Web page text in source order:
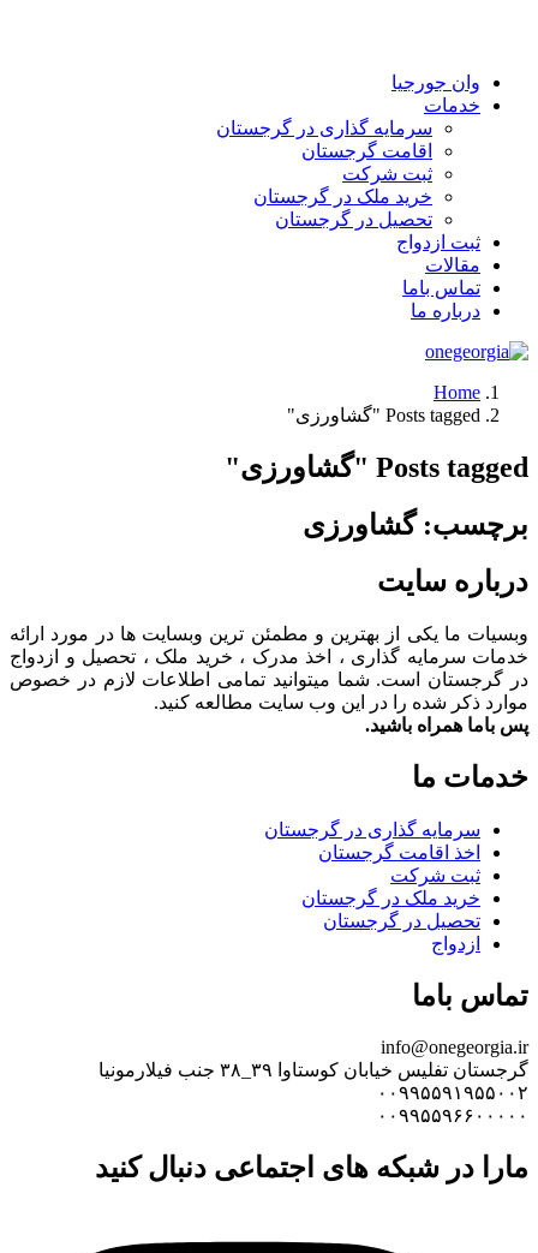
وان جورجیا
خدمات
سرمایه گذاری در گرجستان
اقامت گرجستان
ثبت شرکت
خرید ملک در گرجستان
تحصیل در گرجستان
ثبت ازدواج
مقالات
تماس باما
درباره ما
Home
Posts tagged "گشاورزی"
Posts tagged "گشاورزی"
برچسب:گشاورزی
درباره سایت
وبسیات ما یکی از بهترین و مطمئن ترین وبسایت ها در مورد ارائه
خدمات سرمایه گذاری ، اخذ مدرک ، خرید ملک ، تحصیل و ازدواج
در گرجستان است. شما میتوانید تمامی اطلاعات لازم در خصوص
موارد ذکر شده را در این وب سایت مطالعه کنید.
پس باما همراه باشید.
خدمات ما
سرمایه گذاری در گرجستان
اخذ اقامت گرجستان
ثبت شرکت
خرید ملک در گرجستان
تحصیل در گرجستان
ازدواج
تماس باما
info@onegeorgia.ir
گرجستان تفلیس خیابان کوستاوا ۳۹_۳۸ جنب فیلارمونیا
۰۰۹۹۵۵۹۱۹۵۵۰۰۲
۰۰۹۹۵۵۹۶۶۰۰۰۰۰
مارا در شبکه های اجتماعی دنبال کنید